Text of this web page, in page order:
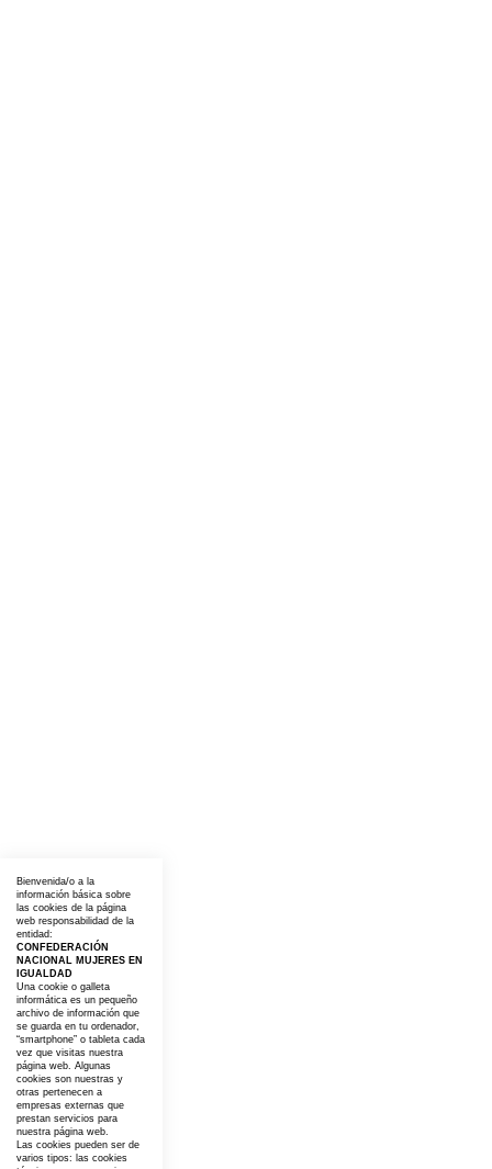
Bienvenida/o a la
información básica sobre
las cookies de la página
web responsabilidad de la
entidad:
CONFEDERACIÓN
NACIONAL MUJERES EN
IGUALDAD
Una cookie o galleta
informática es un pequeño
archivo de información que
se guarda en tu ordenador,
“smartphone” o tableta cada
vez que visitas nuestra
página web. Algunas
cookies son nuestras y
otras pertenecen a
empresas externas que
prestan servicios para
nuestra página web.
Las cookies pueden ser de
varios tipos: las cookies